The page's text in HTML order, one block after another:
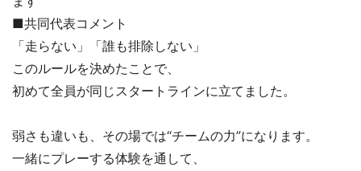
■共同代表コメント
「走らない」「誰も排除しない」
このルールを決めたことで、
初めて全員が同じスタートラインに立てました。
弱さも違いも、その場では“チームの力”になります。
一緒にプレーする体験を通して、